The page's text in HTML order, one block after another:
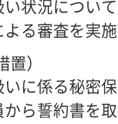
状況につい
る審査を実
置）
に係る秘密
から誓約書を